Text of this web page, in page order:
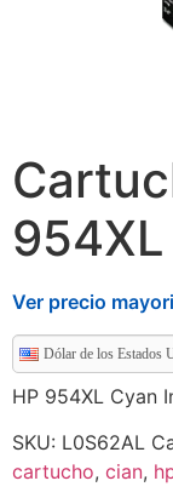
Ver precio
Dólar de los Estados
HP 954XL Cyan
SKU: L0S62AL
cartucho, cian,